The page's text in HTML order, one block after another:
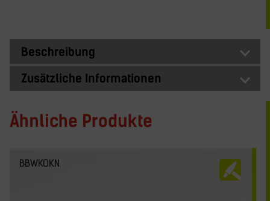
Beschreibung
Zusätzliche Informationen
Ähnliche Produkte
BBWKOKN